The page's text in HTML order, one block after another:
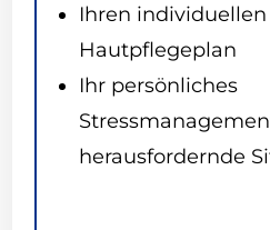
Ihren
Hautpflegeplan
Ihr persönliches
herausfordernde